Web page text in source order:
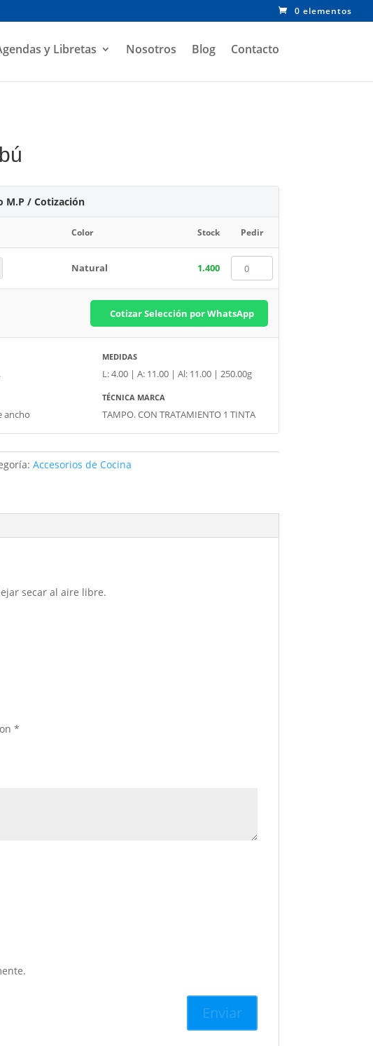
0 elementos
y Libretas Nosotros Blog Contacto
M.P / Cotización
Color Stock Pedir
Natural 1.400
Cotizar Selección por WhatsApp
MEDIDAS
L: 4.00 | A: 11.00 | Al: 11.00 | 250.00g
ancho
TÉCNICA MARCA
TAMPO. CON TRATAMIENTO 1 TINTA
Accesorios de Cocina
secar al aire libre.
*